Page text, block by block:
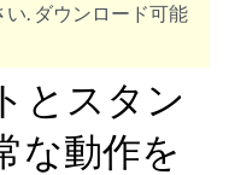
. ダウンロード可能
とスタン
な動作を